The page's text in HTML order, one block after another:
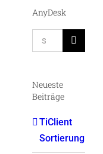
AnyDesk
Suche
nach:
Neueste
Beiträge
TiClient
Sortierung